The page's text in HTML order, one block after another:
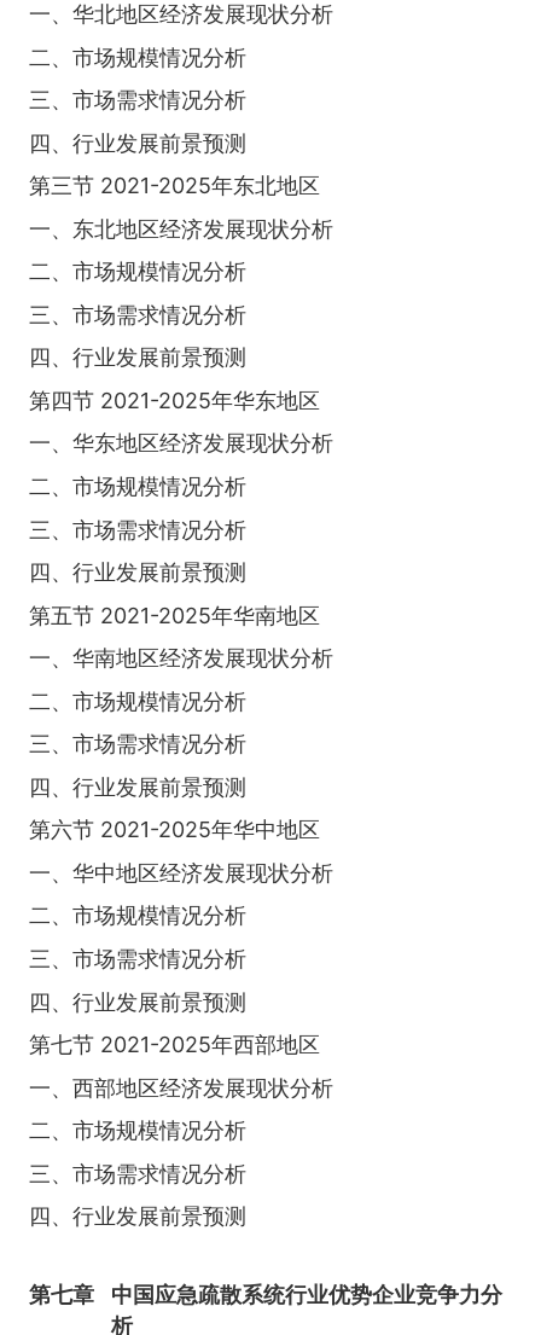
一、华北地区经济发展现状分析
二、市场规模情况分析
三、市场需求情况分析
四、行业发展前景预测
第三节 2021-2025年东北地区
一、东北地区经济发展现状分析
二、市场规模情况分析
三、市场需求情况分析
四、行业发展前景预测
第四节 2021-2025年华东地区
一、华东地区经济发展现状分析
二、市场规模情况分析
三、市场需求情况分析
四、行业发展前景预测
第五节 2021-2025年华南地区
一、华南地区经济发展现状分析
二、市场规模情况分析
三、市场需求情况分析
四、行业发展前景预测
第六节 2021-2025年华中地区
一、华中地区经济发展现状分析
二、市场规模情况分析
三、市场需求情况分析
四、行业发展前景预测
第七节 2021-2025年西部地区
一、西部地区经济发展现状分析
二、市场规模情况分析
三、市场需求情况分析
四、行业发展前景预测
第七章
中国应急疏散系统行业优势企业竞争力分
析